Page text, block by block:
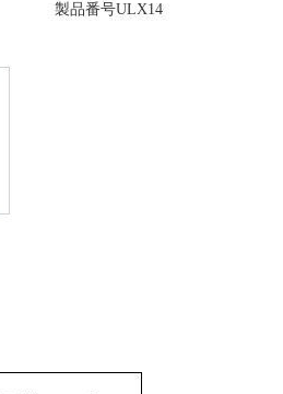
製品番号ULX14